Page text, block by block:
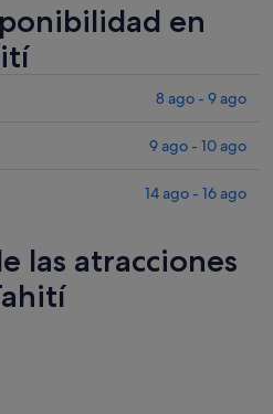
en
8 ago - 9 ago
9 ago - 10 ago
14 ago - 16 ago
las atracciones